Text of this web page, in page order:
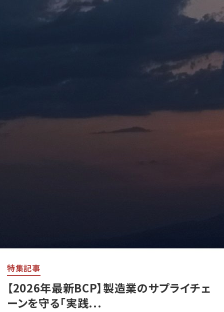
特集記事
【2026年最新BCP】製造業のサプライチェ
ーンを守る「実践...